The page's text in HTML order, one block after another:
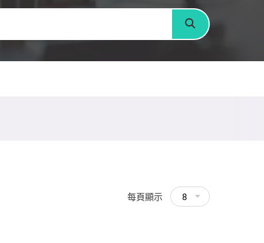
搜尋
每頁顯示 8